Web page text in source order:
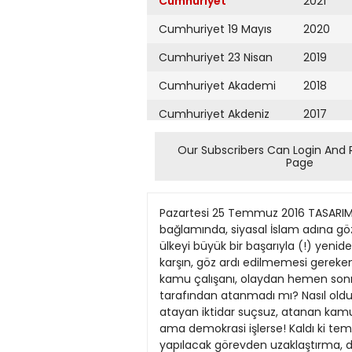
Cumhuriyet 19 Mayıs
Cumhuriyet 23 Nisan
Cumhuriyet Akademi
Cumhuriyet Akdeniz
Cumhuriyet Alışveriş
Cumhuriyet Ankara
Cumhuriyet Büyük
Taaruz
Cumhuriyet
Cumartesi
Cumhuriyet Çevre
2020
2019
2018
2017
2016
2015
2013
2012
2011
2010
2009
Our Subscribers Can Login And
Page
Pazartesi 25 Temmuz 2016 TASARIM: İLKNUR FİLİZ Kalkışma sonrası Türkiye 15 Temmuz sonrasına çok ağır sorunlarla giriyor. Ülke, FETÖ bağlamında, siyasal İslam adına gözü dönmüşlerin neler yapabileceklerinin yeni bir kanıtını iliklerine dek yaşıyor. AKP iktidarı, 14 yıl sonra ülkeyi büyük bir başarıyla (!) yeniden OHAL noktasına taşımış bulunuyor. Giderek toplumsallaşan birlik ve dayanışma görüntülerine karşın, göz ardı edilmemesi gereken önemde olumsuzluklar da yaşanıyor. Kendi atadığı kamu kurumlarının içi boşaltılıyor. On binlerce kamu çalışanı, olaydan hemen sonra işlerinden uzaklaştırılıyor. Bu durumda sormak gerekiyor; bu insanların tamamı AKP iktidarı tarafından atanmadı mı? Nasıl oldu da istihbaratın eniştelik olduğu bir ortamda bunca insanın suçluluğu anında saptandı? Burada atayan iktidar suçsuz, atanan kamu çalışanı suçlu gibi bir büyük çelişki var. Eğer demokrasi işlerse AKP bu çelişkinin altında kalır; evet, ama demokrasi işlerse! Kaldı ki temel hukuk kuralıdır; kişinin suçlu olduğu kanıtlanmadıkça ona ceza verilemez. Suçluluk kanıtlanmadan yapılacak görevden uzaklaştırma, değil hukukun evrensel ilkelerine, AKP’nin kurumları ve yasalarıyla kendi oluşturduğu hukuka bile uygun olmaz. AKP iktidarı eğer böyle bir uygulama yaparsa, gelecekte adaletin evrensel ilkeleriyle işlemesine olanak tanıyamaz. Bilimin sonu TÜBİTAK ve TÜBA gibi bilim üst kurumlarını çökertmiş olan AKP, 15 Temmuz sonrasında ilk andan başlayarak YÖK eliyle üniversiteyi vuruyor. YÖK Başkanı, başında bulunduğu kurumun tüm yükseköğretimin kurumu olduğunu bir tarafa bıraktı; toplam 200 dolayındaki üniversitenin 30’unun rektörünü hiçbir gerekçe göstermeden toplantıya çağırmadı; kurumsal ayırımcılık yaptı. Sonra bunların 15’i kapatıldı. YÖK Başkanı, rektörlerden FETÖ yanlılarını savcılıklara bildirmelerini istedi. Muhbirlik ya da istihbarat görevi verdi. Bu korkutucu anlayışın üniversiteleri birer cadı kazanına çevirmeyeceği, örneğin kimi rektörlerin, rektör seçimlerinde kendilerine oy vermeyen öğretim üyelerini ihbar etmeyecekleri söylenebilir mi? Ya atanmalarında son sözü YÖK ve Cumhurbaşkanının söylemiş olduğu kimi rektörlerin görevden alınmasına; bazılarının tutuklanmasına ne demeli? Yetmedi; ülkedeki toplam 1577 dekanın istifası sağlandı. Çok sayıda öğretim üyesi tutuklandı. Bilimsel çalışma ortamı bir kez daha tümüyle yok edilerek ülkenin bilimsel üretimi çökertiliyor; geleceği iyice karartılıyor; bunun ülkeye şimdi ve gelecekte vereceği zarar ölçülemeyecek denli büyüktür. Ya İnsanlığın? Bazı belediyelerin 15 Temmuz sırasında yaşamlarını yitiren darbecilere mezarlık